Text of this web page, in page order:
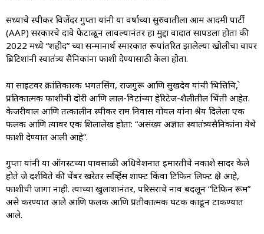
सध्याचे स्पीकर विजेंदर गुप्ता यांनी या वर्षाच्या सुरुवातीला आम आदमी पार्टी
(AAP) सरकारचे दावे फेटाळून लावल्यानंतर हा मुद्दा वादात सापडला होता की
2022 मध्ये “शहीद” च्या सन्मानार्थ स्मारकात रूपांतरित झालेल्या खोलीचा वापर
ब्रिटिशांनी स्वातंत्र्य सैनिकांना फाशी देण्यासाठी केला होता.
या साइटवर क्रांतिकारक भगतसिंग, राजगुरू आणि सुखदेव यांची भित्तिचित्रे,
प्रतिकात्मक फाशीची दोरी आणि लाल-विटांच्या हेरिटेज-शैलीतील भिंती आहेत.
केजरीवाल आणि तत्कालीन स्पीकर राम निवास गोयल यांना श्रेय दिलेला एक
फलक आणि त्यावर एक शिलालेख होता: “असंख्य अज्ञात स्वातंत्र्यसैनिकांना येथे
फाशी देण्यात आली आहे”.
गुप्ता यांनी या ऑगस्टच्या पावसाळी अधिवेशनात इमारतीचे नकाशे सादर केले
होते जे दर्शविते की चेंबर खरेतर सर्व्हिस शाफ्ट किंवा टिफिन लिफ्ट क्षेत्र आहे,
फाशीची जागा नाही. त्याच्या खुलाशानंतर, परिसराचे नाव बदलून “टिफिन रूम”
असे करण्यात आले आणि फलक आणि प्रतीकात्मक घटक काढून टाकण्यात
आले.